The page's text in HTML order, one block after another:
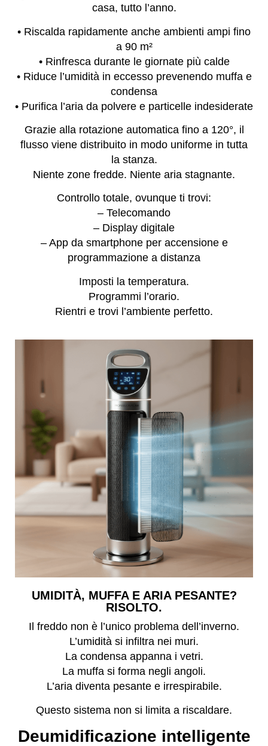
casa, tutto l’anno.
• Riscalda rapidamente anche ambienti ampi fino
a 90 m²
• Rinfresca durante le giornate più calde
• Riduce l’umidità in eccesso prevenendo muffa e
condensa
• Purifica l’aria da polvere e particelle indesiderate
Grazie alla rotazione automatica fino a 120°, il
flusso viene distribuito in modo uniforme in tutta
la stanza.
Niente zone fredde. Niente aria stagnante.
Controllo totale, ovunque ti trovi:
– Telecomando
– Display digitale
– App da smartphone per accensione e
programmazione a distanza
Imposti la temperatura.
Programmi l’orario.
Rientri e trovi l’ambiente perfetto.
UMIDITÀ, MUFFA E ARIA PESANTE?
RISOLTO.
Il freddo non è l’unico problema dell’inverno.
L’umidità si infiltra nei muri.
La condensa appanna i vetri.
La muffa si forma negli angoli.
L’aria diventa pesante e irrespirabile.
Questo sistema non si limita a riscaldare.
Deumidificazione intelligente